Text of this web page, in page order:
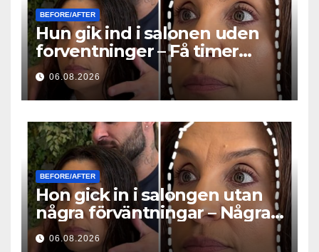
BEFORE/AFTER
Hun gik ind i salonen uden
forventninger – Få timer
senere stillede alle det
samme spørgsmål
06.08.2026
BEFORE/AFTER
Hon gick in i salongen utan
några förväntningar – Några
timmar senare ställde alla
samma fråga
06.08.2026